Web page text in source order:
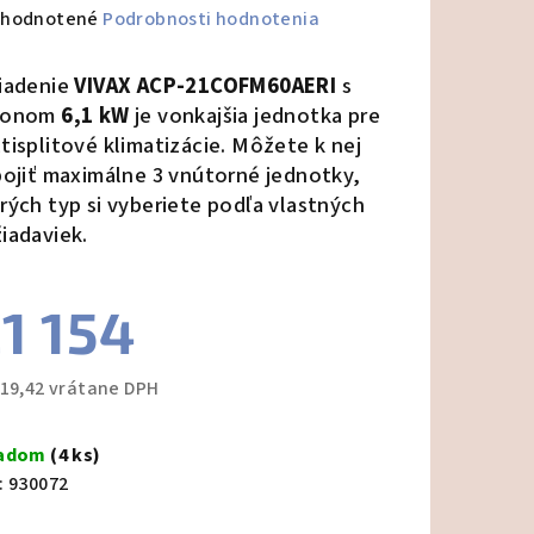
Podrobnosti hodnotenia
VIVAX ACP-21COFM60AERI s
6,1 kW je vonkajšia jednotka pre
klimatizácie. Môžete k nej
maximálne 3 vnútorné jednotky,
typ si vyberiete podľa vlastných
154
vrátane DPH
(4 ks)
930072